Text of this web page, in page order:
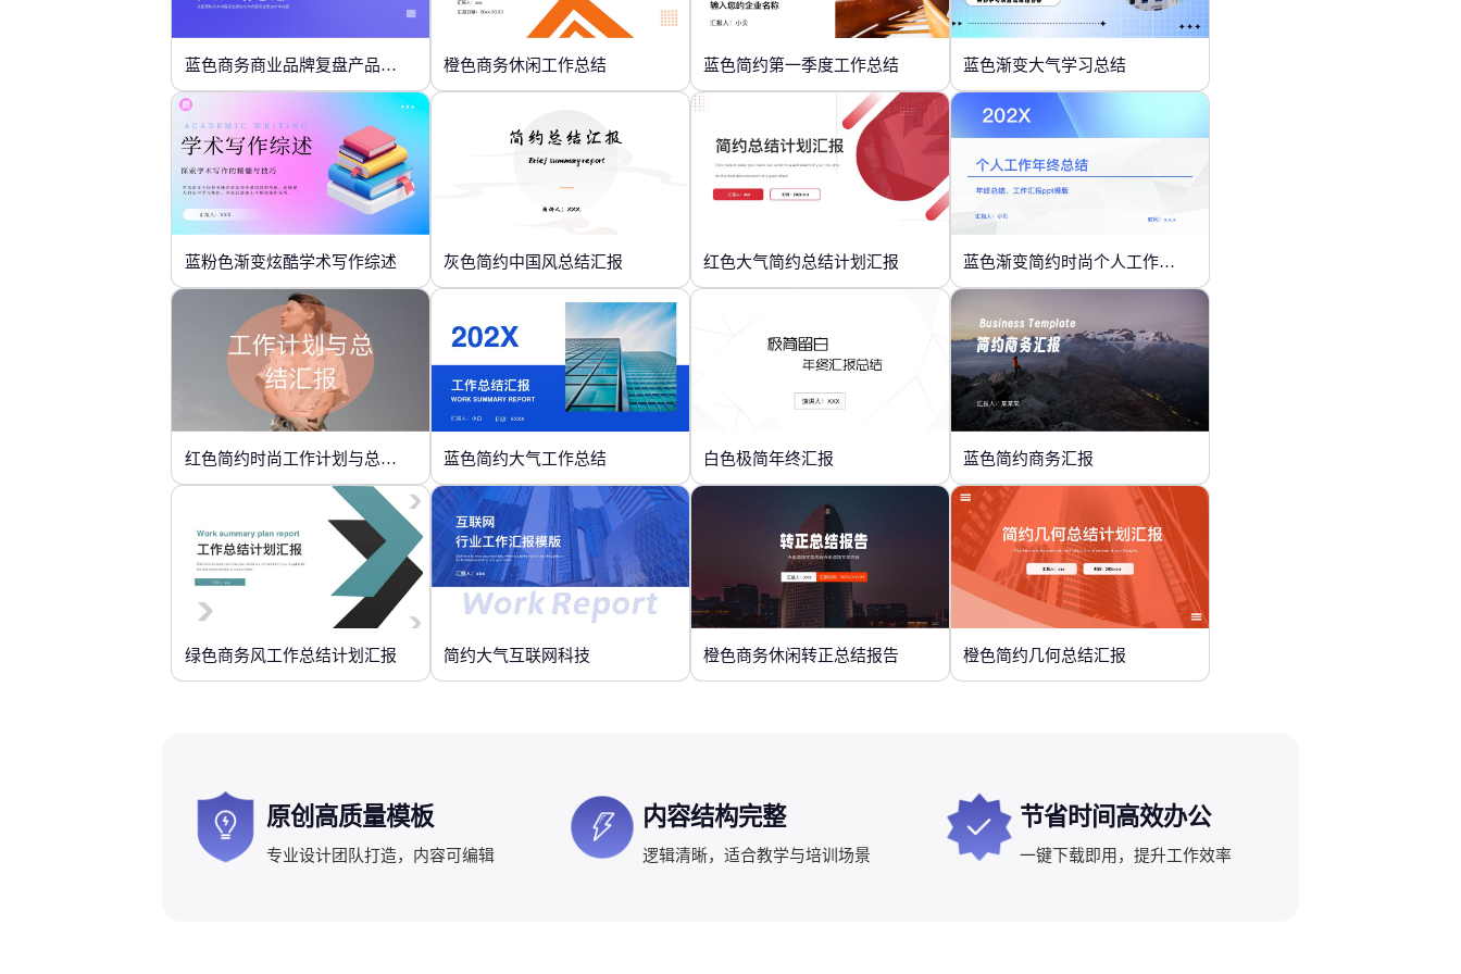
蓝色商务商业品牌复盘产品工作总结 橙色商务休闲工作总结 蓝色简约第一季度工作总结 蓝色渐变大气学习总结
蓝粉色渐变炫酷学术写作综述 灰色简约中国风总结汇报 红色大气简约总结计划汇报 蓝色渐变简约时尚个人工作年终总结
红色简约时尚工作计划与总结汇报 蓝色简约大气工作总结 白色极简年终汇报 蓝色简约商务汇报
绿色商务风工作总结计划汇报 简约大气互联网科技 橙色商务休闲转正总结报告 橙色简约几何总结汇报
原创高质量模板
专业设计团队打造，内容可编辑
内容结构完整
逻辑清晰，适合教学与培训场景
节省时间高效办公
一键下载即用，提升工作效率